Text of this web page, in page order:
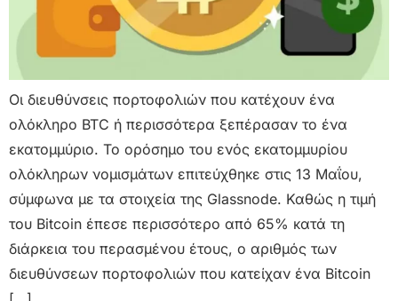
Οι διευθύνσεις πορτοφολιών που κατέχουν ένα
ολόκληρο BTC ή περισσότερα ξεπέρασαν το ένα
εκατομμύριο. Το ορόσημο του ενός εκατομμυρίου
ολόκληρων νομισμάτων επιτεύχθηκε στις 13 Μαΐου,
σύμφωνα με τα στοιχεία της Glassnode. Καθώς η τιμή
του Bitcoin έπεσε περισσότερο από 65% κατά τη
διάρκεια του περασμένου έτους, ο αριθμός των
διευθύνσεων πορτοφολιών που κατείχαν ένα Bitcoin